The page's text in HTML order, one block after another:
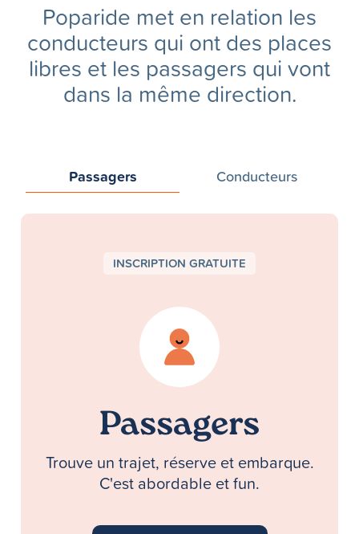
Poparide met en relation les
conducteurs qui ont des places
libres et les passagers qui vont
dans la même direction.
Passagers Conducteurs
INSCRIPTION GRATUITE
Passagers
Trouve un trajet, réserve et embarque.
C'est abordable et fun.